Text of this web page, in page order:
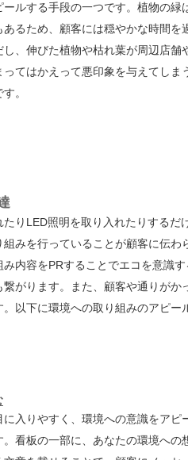
ルする手段の一つです。植物の緑
るため、顧客には穏やかな時間を
、伸びた植物や枯れ葉が周辺店舗
てはかえって悪印象を与えてしま
。
りLED照明を取り入れたりするだ
みを行っていることが顧客に伝わ
内容をPRすることでエコを意識す
がります。また、顧客や通りがか
以下に環境への取り組みのアピー
入りやすく、環境への意識をアピ
看板の一部に、あなたの環境への